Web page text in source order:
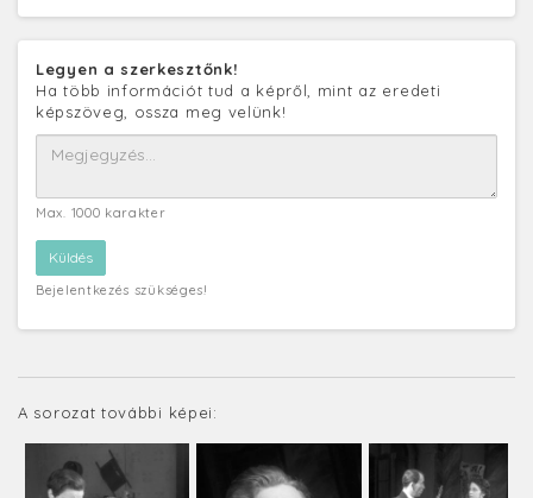
Legyen a szerkesztőnk!
Ha több információt tud a képről, mint az eredeti
képszöveg, ossza meg velünk!
Max. 1000 karakter
Bejelentkezés szükséges!
A sorozat további képei: